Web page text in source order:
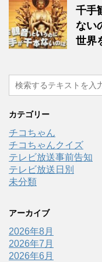
千手
ない
世界
カテゴリー
チコちゃん
チコちゃんクイズ
テレビ放送事前告知
テレビ放送日別
未分類
アーカイブ
2026年8月
2026年7月
2026年6月